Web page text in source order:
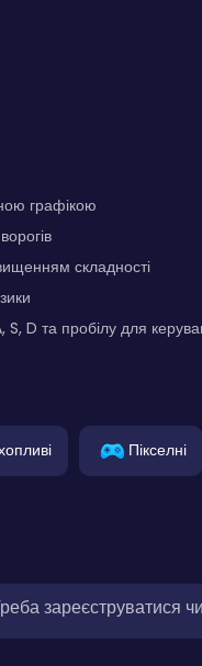
графікою
складності
D та пробілу для
Пікселні
зареєструватися